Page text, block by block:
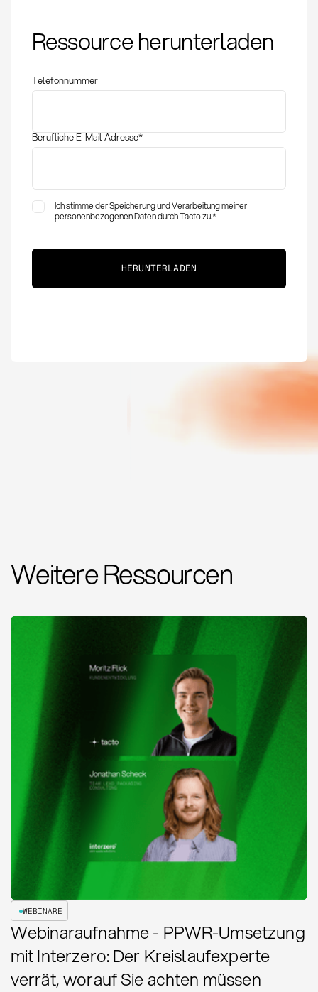
Meldepflicht und
Bedeutung im Einkauf
Ressource herunterladen
Telefonnummer
Berufliche E-Mail Adresse*
Ich stimme der Speicherung und Verarbeitung meiner
personenbezogenen Daten durch Tacto zu.*
Weitere Ressourcen
WEBINARE
Webinaraufnahme - PPWR-Umsetzung
mit Interzero: Der Kreislaufexperte
verrät, worauf Sie achten müssen